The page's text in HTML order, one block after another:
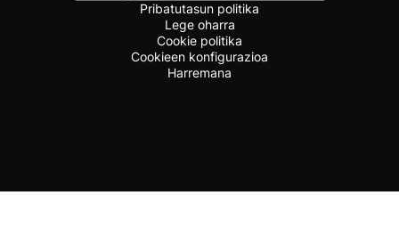
Pribatutasun politika
Lege oharra
Cookie politika
Cookieen konfigurazioa
Harremana